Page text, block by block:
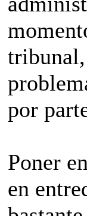
por
Poner
en